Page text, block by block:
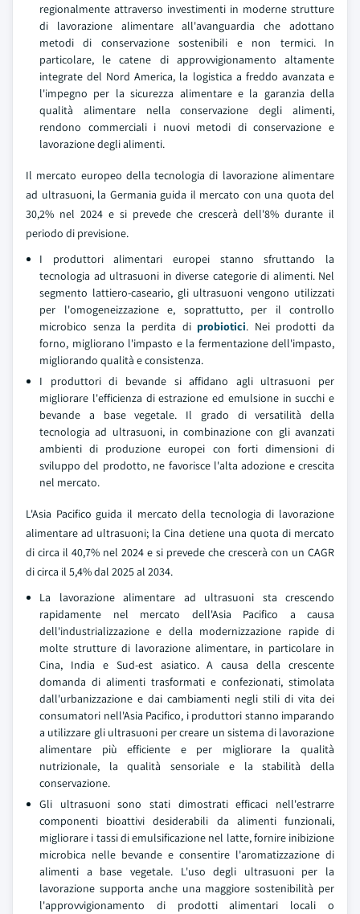
regionalmente attraverso investimenti in moderne strutture
di lavorazione alimentare all'avanguardia che adottano
metodi di conservazione sostenibili e non termici. In
particolare, le catene di approvvigionamento altamente
integrate del Nord America, la logistica a freddo avanzata e
l'impegno per la sicurezza alimentare e la garanzia della
qualità alimentare nella conservazione degli alimenti,
rendono commerciali i nuovi metodi di conservazione e
lavorazione degli alimenti.
Il mercato europeo della tecnologia di lavorazione alimentare
ad ultrasuoni, la Germania guida il mercato con una quota del
30,2% nel 2024 e si prevede che crescerà dell'8% durante il
periodo di previsione.
I produttori alimentari europei stanno sfruttando la
tecnologia ad ultrasuoni in diverse categorie di alimenti. Nel
segmento lattiero-caseario, gli ultrasuoni vengono utilizzati
per l'omogeneizzazione e, soprattutto, per il controllo
microbico senza la perdita di probiotici. Nei prodotti da
forno, migliorano l'impasto e la fermentazione dell'impasto,
migliorando qualità e consistenza.
I produttori di bevande si affidano agli ultrasuoni per
migliorare l'efficienza di estrazione ed emulsione in succhi e
bevande a base vegetale. Il grado di versatilità della
tecnologia ad ultrasuoni, in combinazione con gli avanzati
ambienti di produzione europei con forti dimensioni di
sviluppo del prodotto, ne favorisce l'alta adozione e crescita
nel mercato.
L'Asia Pacifico guida il mercato della tecnologia di lavorazione
alimentare ad ultrasuoni; la Cina detiene una quota di mercato
di circa il 40,7% nel 2024 e si prevede che crescerà con un CAGR
di circa il 5,4% dal 2025 al 2034.
La lavorazione alimentare ad ultrasuoni sta crescendo
rapidamente nel mercato dell'Asia Pacifico a causa
dell'industrializzazione e della modernizzazione rapide di
molte strutture di lavorazione alimentare, in particolare in
Cina, India e Sud-est asiatico. A causa della crescente
domanda di alimenti trasformati e confezionati, stimolata
dall'urbanizzazione e dai cambiamenti negli stili di vita dei
consumatori nell'Asia Pacifico, i produttori stanno imparando
a utilizzare gli ultrasuoni per creare un sistema di lavorazione
alimentare più efficiente e per migliorare la qualità
nutrizionale, la qualità sensoriale e la stabilità della
conservazione.
Gli ultrasuoni sono stati dimostrati efficaci nell'estrarre
componenti bioattivi desiderabili da alimenti funzionali,
migliorare i tassi di emulsificazione nel latte, fornire inibizione
microbica nelle bevande e consentire l'aromatizzazione di
alimenti a base vegetale. L'uso degli ultrasuoni per la
lavorazione supporta anche una maggiore sostenibilità per
l'approvvigionamento di prodotti alimentari locali o